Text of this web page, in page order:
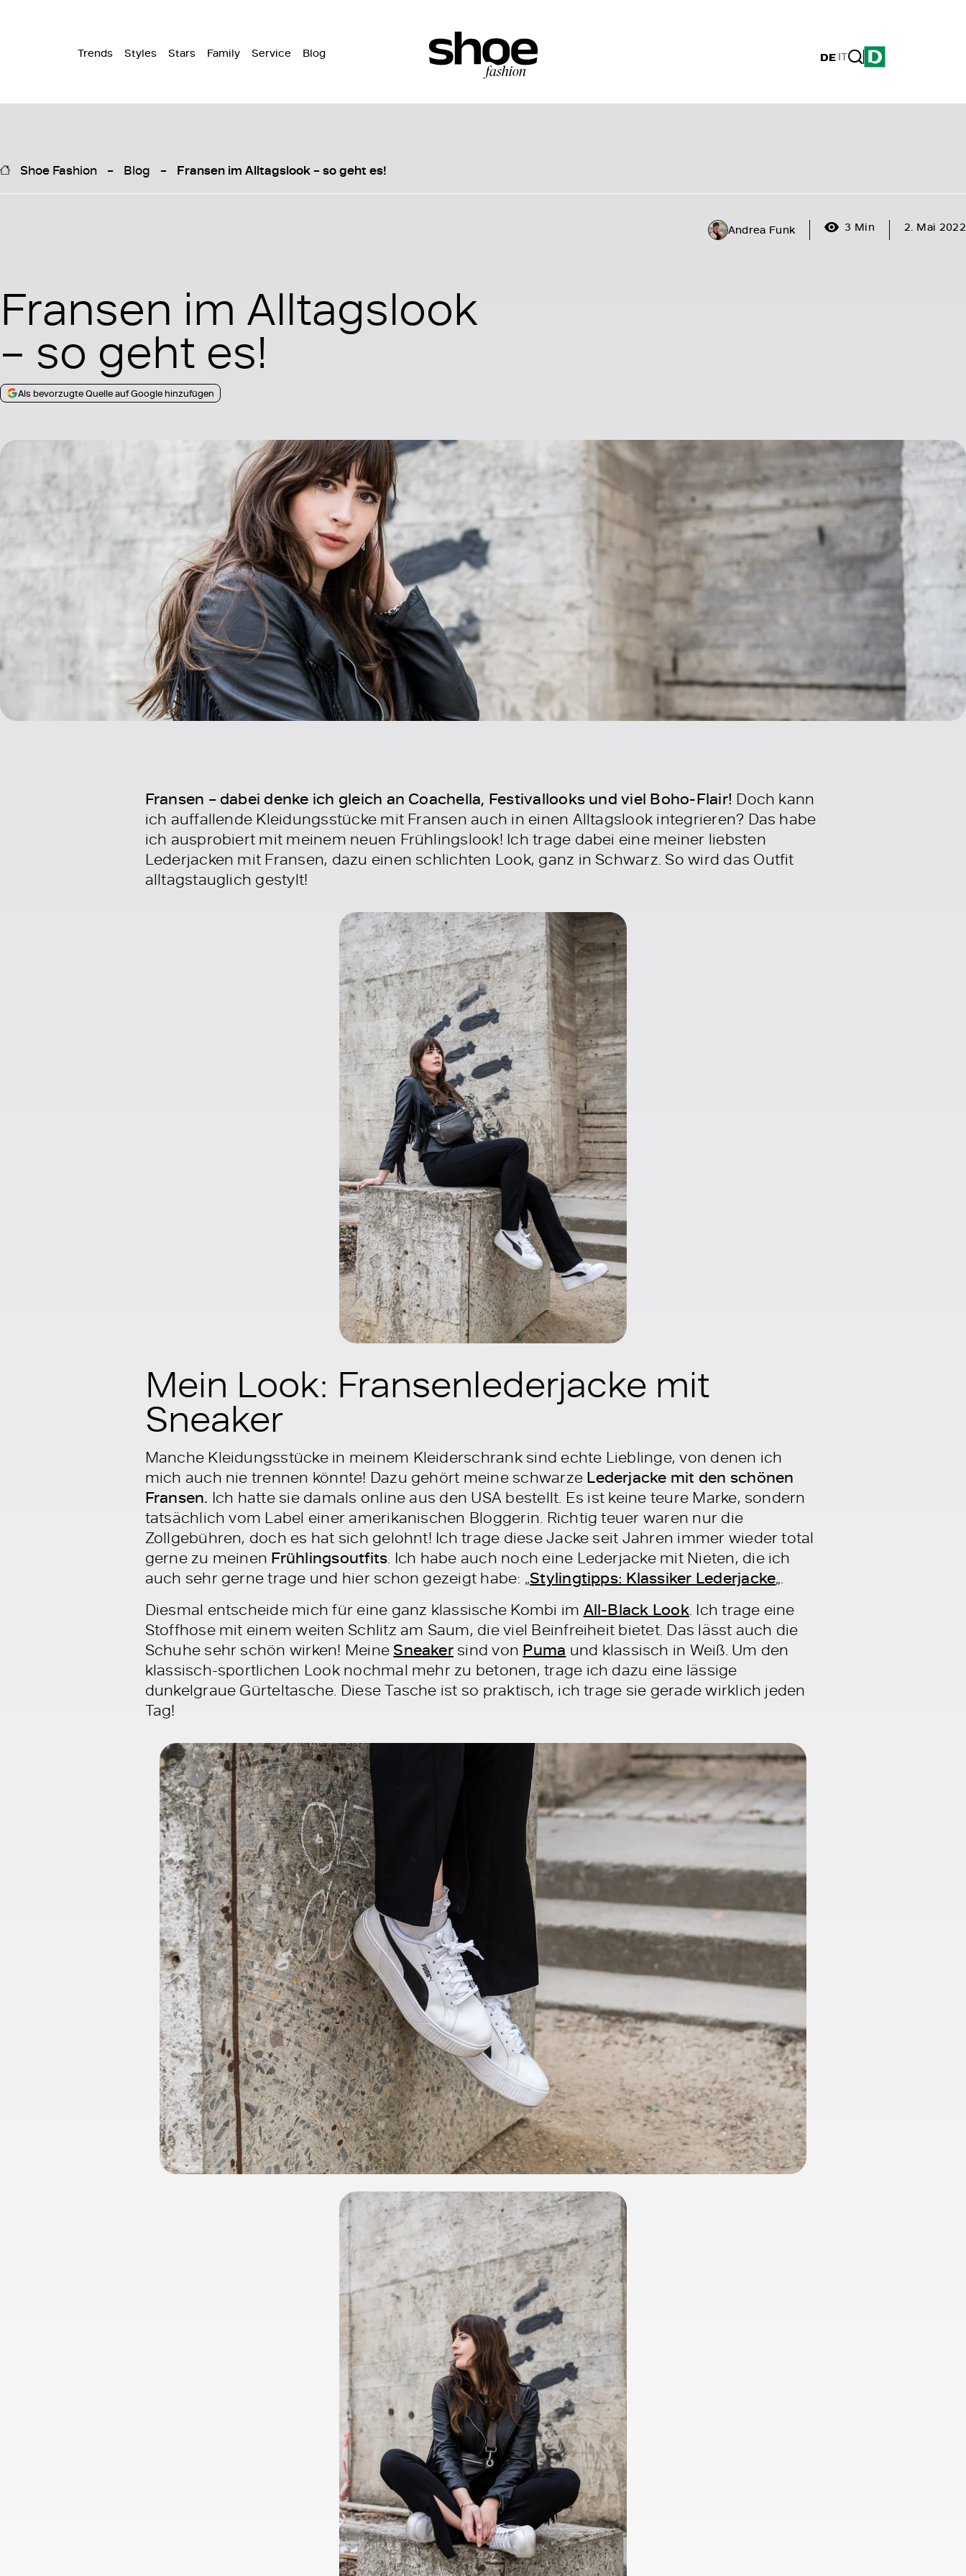
Trends Styles Stars Family Service Blog DE|IT
Shoe Fashion Blog Fransen im Alltagslook – so geht es!
Andrea Funk 3 Min 2. Mai 2022
Fransen im Alltagslook
– so geht es!
Als bevorzugte Quelle auf Google hinzufügen
Fransen – dabei denke ich gleich an Coachella, Festivallooks und viel Boho-Flair! Doch kann
ich auffallende Kleidungsstücke mit Fransen auch in einen Alltagslook integrieren? Das habe
ich ausprobiert mit meinem neuen Frühlingslook! Ich trage dabei eine meiner liebsten
Lederjacken mit Fransen, dazu einen schlichten Look, ganz in Schwarz. So wird das Outfit
alltagstauglich gestylt!
Mein Look: Fransenlederjacke mit
Sneaker
Manche Kleidungsstücke in meinem Kleiderschrank sind echte Lieblinge, von denen ich
mich auch nie trennen könnte! Dazu gehört meine schwarze Lederjacke mit den schönen
Fransen. Ich hatte sie damals online aus den USA bestellt. Es ist keine teure Marke, sondern
tatsächlich vom Label einer amerikanischen Bloggerin. Richtig teuer waren nur die
Zollgebühren, doch es hat sich gelohnt! Ich trage diese Jacke seit Jahren immer wieder total
gerne zu meinen Frühlingsoutfits. Ich habe auch noch eine Lederjacke mit Nieten, die ich
auch sehr gerne trage und hier schon gezeigt habe: „Stylingtipps: Klassiker Lederjacke„.
Diesmal entscheide mich für eine ganz klassische Kombi im All-Black Look. Ich trage eine
Stoffhose mit einem weiten Schlitz am Saum, die viel Beinfreiheit bietet. Das lässt auch die
Schuhe sehr schön wirken! Meine Sneakersind von Puma und klassisch in Weiß. Um den
klassisch-sportlichen Look nochmal mehr zu betonen, trage ich dazu eine lässige
dunkelgraue Gürteltasche. Diese Tasche ist so praktisch, ich trage sie gerade wirklich jeden
Tag!